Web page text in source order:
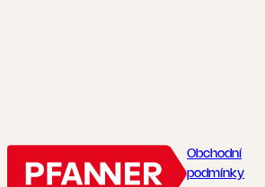
Obchodní
podmínky